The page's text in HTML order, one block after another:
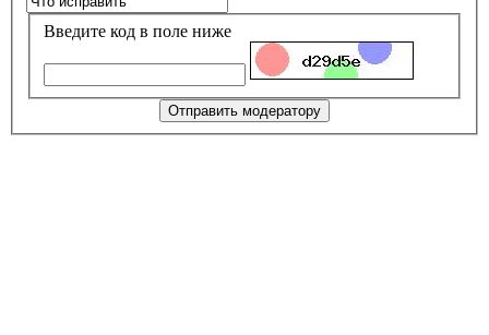
Введите код в поле ниже
Отправить модератору